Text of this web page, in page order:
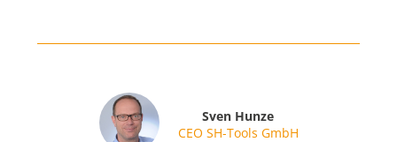
Sven Hunze
CEO SH-Tools GmbH